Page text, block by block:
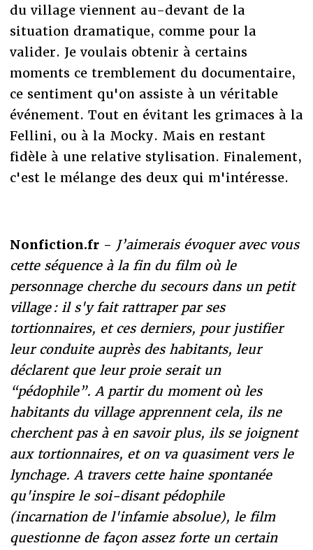
du village viennent au-devant de la
situation dramatique, comme pour la
valider. Je voulais obtenir à certains
moments ce tremblement du documentaire,
ce sentiment qu'on assiste à un véritable
événement. Tout en évitant les grimaces à la
Fellini, ou à la Mocky. Mais en restant
fidèle à une relative stylisation. Finalement,
c'est le mélange des deux qui m'intéresse.
Nonfiction.fr - J’aimerais évoquer avec vous
cette séquence à la fin du film où le
personnage cherche du secours dans un petit
village : il s'y fait rattraper par ses
tortionnaires, et ces derniers, pour justifier
leur conduite auprès des habitants, leur
déclarent que leur proie serait un
“pédophile”. A partir du moment où les
habitants du village apprennent cela, ils ne
cherchent pas à en savoir plus, ils se joignent
aux tortionnaires, et on va quasiment vers le
lynchage. A travers cette haine spontanée
qu'inspire le soi-disant pédophile
(incarnation de l'infamie absolue), le film
questionne de façon assez forte un certain